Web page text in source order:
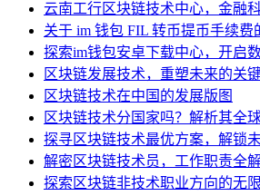
云南工行区块链技术中心，金融
关于 im 钱包 FIL 转币提币手续费
探索im钱包安卓下载中心，开启
区块链发展技术，重塑未来的关
区块链技术在中国的发展版图
区块链技术分国家吗？解析其全
探寻区块链技术最优方案，解锁
解密区块链技术员，工作职责全
探索区块链非技术职业方向的无